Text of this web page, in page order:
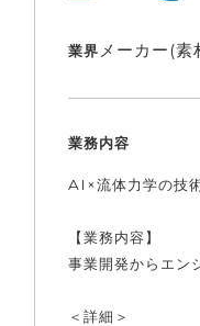
業界メーカー(素
業務内容
AI×流体力学の技
【業務内容】
事業開発からエン
＜詳細＞